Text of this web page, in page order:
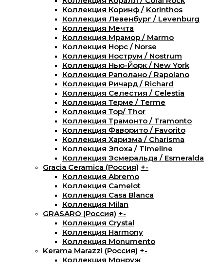
Коллекция Коринф / Korinthos
Коллекция Левенбург / Levenburg
Коллекция Мечта
Коллекция Мрамор / Marmo
Коллекция Норс / Norse
Коллекция Нострум / Nostrum
Коллекция Нью-Йорк / New York
Коллекция Раполано / Rapolano
Коллекция Ричард / Richard
Коллекция Селестия / Celestia
Коллекция Терме / Terme
Коллекция Тор/ Thor
Коллекция Трамонто / Tramonto
Коллекция Фаворито / Favorito
Коллекция Харизма / Charisma
Коллекция Эпоха / Timeline
Коллекция Эсмеральда / Esmeralda
Gracia Ceramica (Россия) +-
Коллекция Abremo
Коллекция Camelot
Коллекция Casa Blanca
Коллекция Milan
GRASARO (Россия) +-
Коллекция Crystal
Коллекция Harmony
Коллекция Monumento
Kerama Marazzi (Россия) +-
Коллекция Монруж